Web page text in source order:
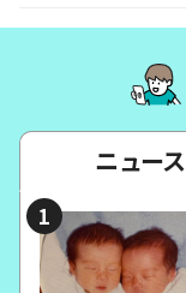
ニュース